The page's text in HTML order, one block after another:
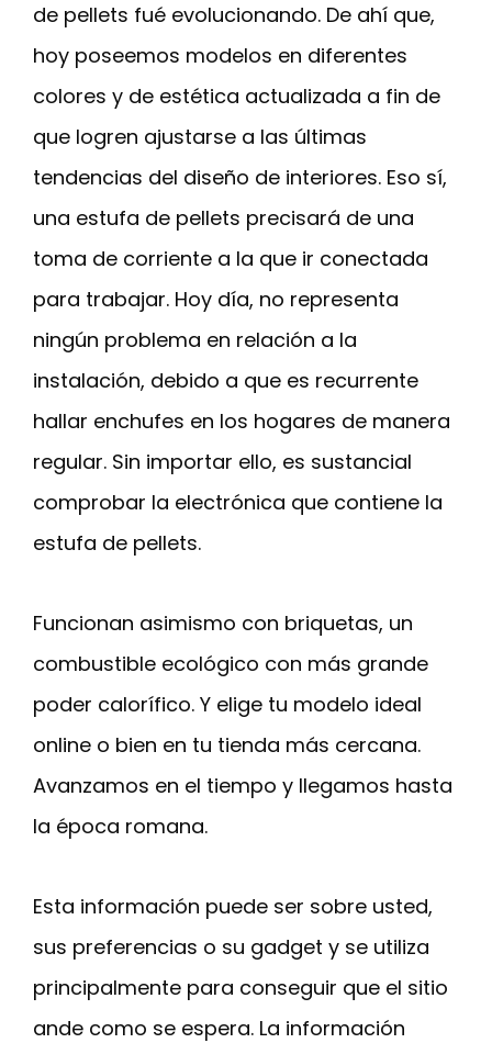
de pellets fué evolucionando. De ahí que,
hoy poseemos modelos en diferentes
colores y de estética actualizada a fin de
que logren ajustarse a las últimas
tendencias del diseño de interiores. Eso sí,
una estufa de pellets precisará de una
toma de corriente a la que ir conectada
para trabajar. Hoy día, no representa
ningún problema en relación a la
instalación, debido a que es recurrente
hallar enchufes en los hogares de manera
regular. Sin importar ello, es sustancial
comprobar la electrónica que contiene la
estufa de pellets.
Funcionan asimismo con briquetas, un
combustible ecológico con más grande
poder calorífico. Y elige tu modelo ideal
online o bien en tu tienda más cercana.
Avanzamos en el tiempo y llegamos hasta
la época romana.
Esta información puede ser sobre usted,
sus preferencias o su gadget y se utiliza
principalmente para conseguir que el sitio
ande como se espera. La información